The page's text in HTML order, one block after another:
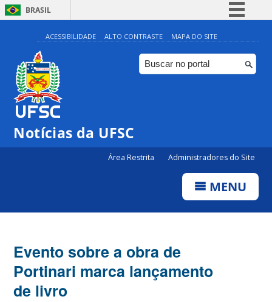
BRASIL
Simplifique!
Comunica BR
Participe
ACESSIBILIDADE ALTO CONTRASTE MAPA DO SITE
Notícias da UFSC
Área Restrita Administradores do Site
MENU
Evento sobre a obra de
Portinari marca lançamento
de livro